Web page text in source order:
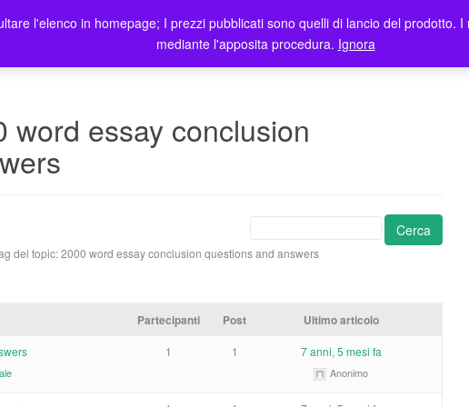
Home Prodotti Blog Registrazione Utenti Elenco
word essay conclusion
del topic: 2000 word essay conclusion questions and answers
Partecipanti Post Ultimo articolo
1 1 7 anni, 5 mesi fa
Anonimo
l'elenco in homepage; I prezzi pubblicati sono quelli di lancio del prodotto.
mediante l'apposita procedura. Ignora